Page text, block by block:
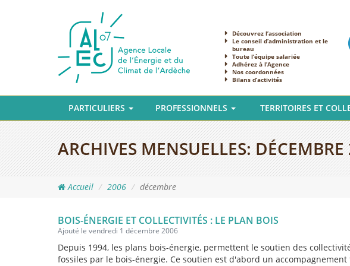
Découvrez l’association
Le conseil d’administration et le
bureau
Toute l’équipe salariée
Adhérez à l’Agence
Nos coordonnées
Bilans d’activités
PARTICULIERS PROFESSIONNELS TERRITOIRES ET
ARCHIVES MENSUELLES:
Accueil 2006 décembre
BOIS-ÉNERGIE ET COLLECTIVITÉS : LE PLAN BOIS
Ajouté le vendredi 1 décembre 2006
Depuis 1994, les plans bois-énergie, permettent le soutien des
fossiles par le bois-énergie. Ce soutien est d'abord un